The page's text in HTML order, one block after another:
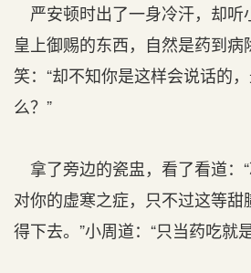
严安顿时出了一身冷汗，却听
皇上御赐的东西，自然是药到病
笑：“却不知你是这样会说话的
么？”
拿了旁边的瓷盅，看了看道：
对你的虚寒之症，只不过这等
得下去。”小周道：“只当药吃就